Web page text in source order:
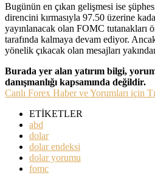
Bugünün en çıkan gelişmesi ise
direncini kırmasıyla 97.50 üzerine
yayınlanacak olan FOMC tutanakları
tarafında kalmaya devam ediyor.
yönelik çıkacak olan mesajları
Burada yer alan yatırım bilgi,
danışmanlığı kapsamında değildir.
Canlı Forex Haber ve Yorumları için
ETİKETLER
abd
dolar
dolar endeksi
dolar yorumu
fomc